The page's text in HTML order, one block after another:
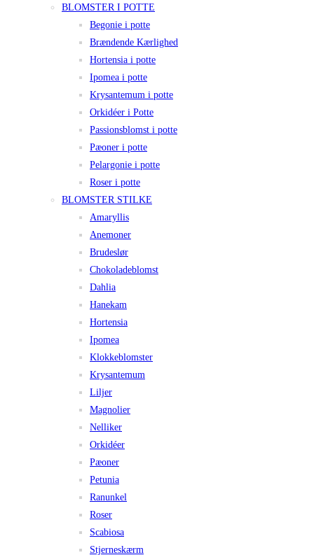
BLOMSTER I POTTE
Begonie i potte
Brændende Kærlighed
Hortensia i potte
Ipomea i potte
Krysantemum i potte
Orkidéer i Potte
Passionsblomst i potte
Pæoner i potte
Pelargonie i potte
Roser i potte
BLOMSTER STILKE
Amaryllis
Anemoner
Brudeslør
Chokoladeblomst
Dahlia
Hanekam
Hortensia
Ipomea
Klokkeblomster
Krysantemum
Liljer
Magnolier
Nelliker
Orkidéer
Pæoner
Petunia
Ranunkel
Roser
Scabiosa
Stjerneskærm